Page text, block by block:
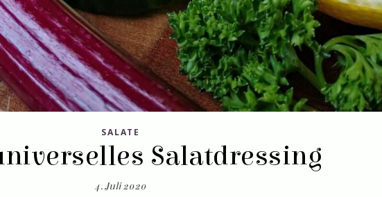
SALATE
Salatdressing
4. Juli 2020